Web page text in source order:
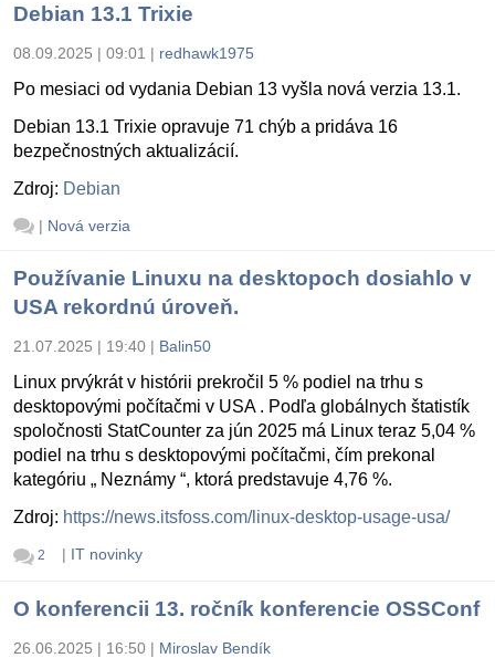
Debian 13.1 Trixie
08.09.2025 | 09:01 | redhawk1975
Po mesiaci od vydania Debian 13 vyšla nová verzia 13.1.
Debian 13.1 Trixie opravuje 71 chýb a pridáva 16
bezpečnostných aktualizácií.
Zdroj: Debian
| Nová verzia
Používanie Linuxu na desktopoch dosiahlo v
USA rekordnú úroveň.
21.07.2025 | 19:40 | Balin50
Linux prvýkrát v histórii prekročil 5 % podiel na trhu s
desktopovými počítačmi v USA . Podľa globálnych štatistík
spoločnosti StatCounter za jún 2025 má Linux teraz 5,04 %
podiel na trhu s desktopovými počítačmi, čím prekonal
kategóriu „ Neznámy “, ktorá predstavuje 4,76 %.
Zdroj: https://news.itsfoss.com/linux-desktop-usage-usa/
2 | IT novinky
O konferencii 13. ročník konferencie OSSConf
26.06.2025 | 16:50 | Miroslav Bendík